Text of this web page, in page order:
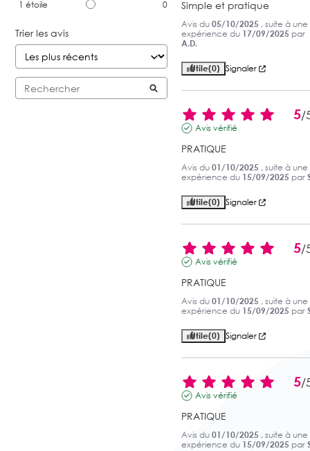
1 étoile 0
Trier les avis
Simple et pratique
Avis du 05/10/2025 , suite à une
expérience du 17/09/2025 par
A.D.
Utile(0) Signaler
5/
Avis vérifié
PRATIQUE
Avis du 01/10/2025 , suite à une
expérience du 15/09/2025 par
Utile(0) Signaler
5/
Avis vérifié
PRATIQUE
Avis du 01/10/2025 , suite à une
expérience du 15/09/2025 par
Utile(0) Signaler
5/
Avis vérifié
PRATIQUE
Avis du 01/10/2025 , suite à une
expérience du 15/09/2025 par